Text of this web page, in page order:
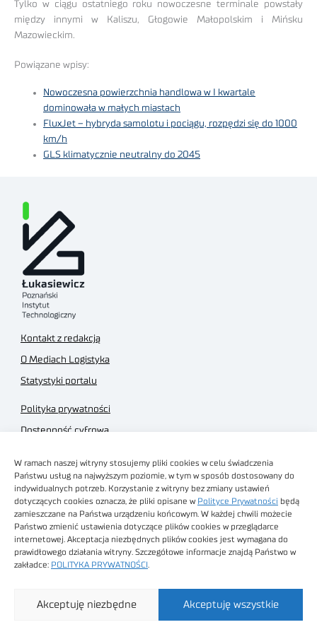
W ramach naszej witryny stosujemy pliki cookies w celu świadczenia
Państwu usług na najwyższym poziomie, w tym w sposób dostosowany do
indywidualnych potrzeb. Korzystanie z witryny bez zmiany ustawień
dotyczących cookies oznacza, że pliki opisane w Polityce Prywatności będą
zamieszczane na Państwa urządzeniu końcowym. W każdej chwili możecie
Państwo zmienić ustawienia dotyczące plików cookies w przeglądarce
internetowej. Akceptacja niezbędnych plików cookies jest wymagana do
prawidłowego działania witryny. Szczegółowe informacje znajdą Państwo w
zakładce: POLITYKA PRYWATNOŚCI
Akceptuję wszystkie
Akceptuję niezbędne
Tylko w ciągu ostatniego roku nowoczesne terminale powstały
między innymi w Kaliszu, Głogowie Małopolskim i Mińsku
Mazowieckim.
Powiązane wpisy:
Nowoczesna powierzchnia handlowa w I kwartale
dominowała w małych miastach
FluxJet – hybryda samolotu i pociągu, rozpędzi się do 1000
km/h
GLS klimatycznie neutralny do 2045
Kontakt z redakcją
O Mediach Logistyka
Statystyki portalu
Polityka prywatności
Dostępność cyfrowa
Regulamin sklepu
Obrazy stockowe
autorstwa
Technologiczny